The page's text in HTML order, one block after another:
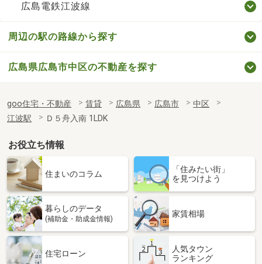
広島電鉄江波線
周辺の駅の路線から探す
広島県広島市中区の不動産を探す
goo住宅・不動産 賃貸 広島県 広島市
中区
江波駅
Ｄ５舟入南 1LDK
お役立ち情報
住まいのコラム
「住みたい街」
を見つけよう
暮らしのデータ
(補助金・助成金情報)
家賃相場
住宅ローン
人気タウン
ランキング